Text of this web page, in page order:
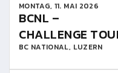
MONTAG, 11. MAI 2026
BCNL –
CHALLENGE
BC NATIONAL, LUZERN